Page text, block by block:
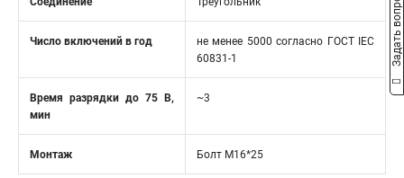
Число включений в год
не менее 5000 согласно ГОСТ IEC
60831-1
Время разрядки до 75 В,
мин
~3
Монтаж Болт М16*25
Задать вопрос